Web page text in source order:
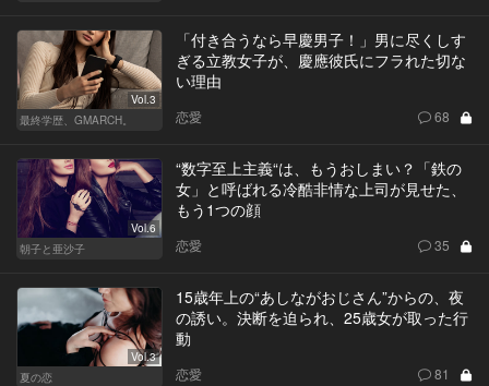
Vol.3
最終学歴、GMARCH。
「付き合うなら早慶男子！」男に尽くしす
ぎる立教女子が、慶應彼氏にフラれた切な
い理由
恋愛 68
Vol.6
朝子と亜沙子
“数字至上主義“は、もうおしまい？「鉄の
女」と呼ばれる冷酷非情な上司が見せた、
もう1つの顔
恋愛 35
Vol.3
夏の恋
15歳年上の“あしながおじさん”からの、夜
の誘い。決断を迫られ、25歳女が取った行
動
恋愛 81